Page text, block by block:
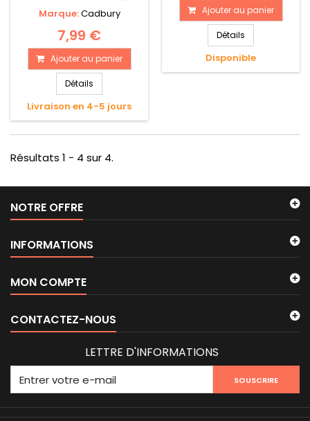
Marque:Cadbury
7,99 €
Ajouter au panier
Détails
Livraison en 4-5 jours
Ajouter au panier
Détails
Disponible
Résultats 1 - 4 sur 4.
NOTRE OFFRE
INFORMATIONS
MON COMPTE
CONTACTEZ-NOUS
LETTRE D'INFORMATIONS
SOUSCRIRE